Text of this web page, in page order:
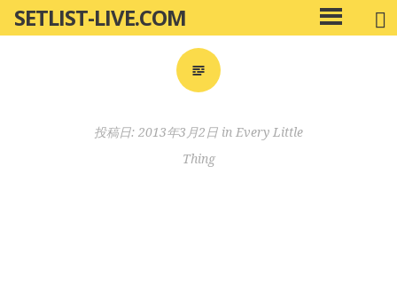
ン
SETLIST-LIVE.COM
メ
イ
投稿日: 2013年3月2日 in Every Little
Thing